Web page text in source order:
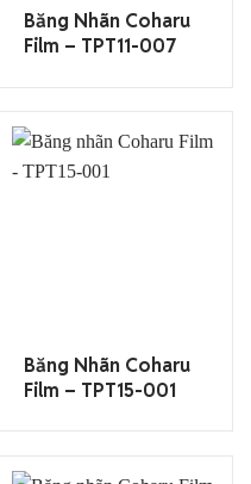
Băng Nhãn Coharu
Film – TPT11-007
Băng Nhãn Coharu
Film – TPT15-001